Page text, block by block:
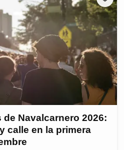
Navalcarnero 2026:
calle en la primera